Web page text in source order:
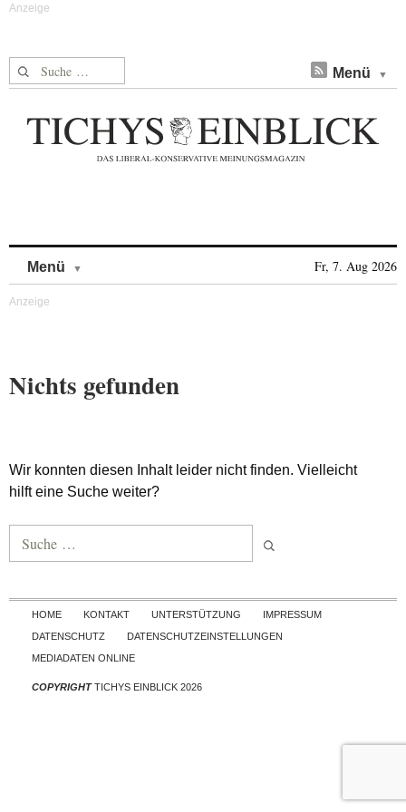
Suche nach: Menü
Menü Fr, 7. Aug 2026
Nichts gefunden
Wir konnten diesen Inhalt leider nicht finden. Vielleicht
hilft eine Suche weiter?
Suche nach:
Skip to content
HOME KONTAKT UNTERSTÜTZUNG
IMPRESSUM
DATENSCHUTZ
DATENSCHUTZEINSTELLUNGEN
MEDIADATEN ONLINE
COPYRIGHTTICHYS EINBLICK 2026